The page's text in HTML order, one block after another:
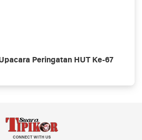
Peringatan HUT Ke-67
CONNECT WITH US